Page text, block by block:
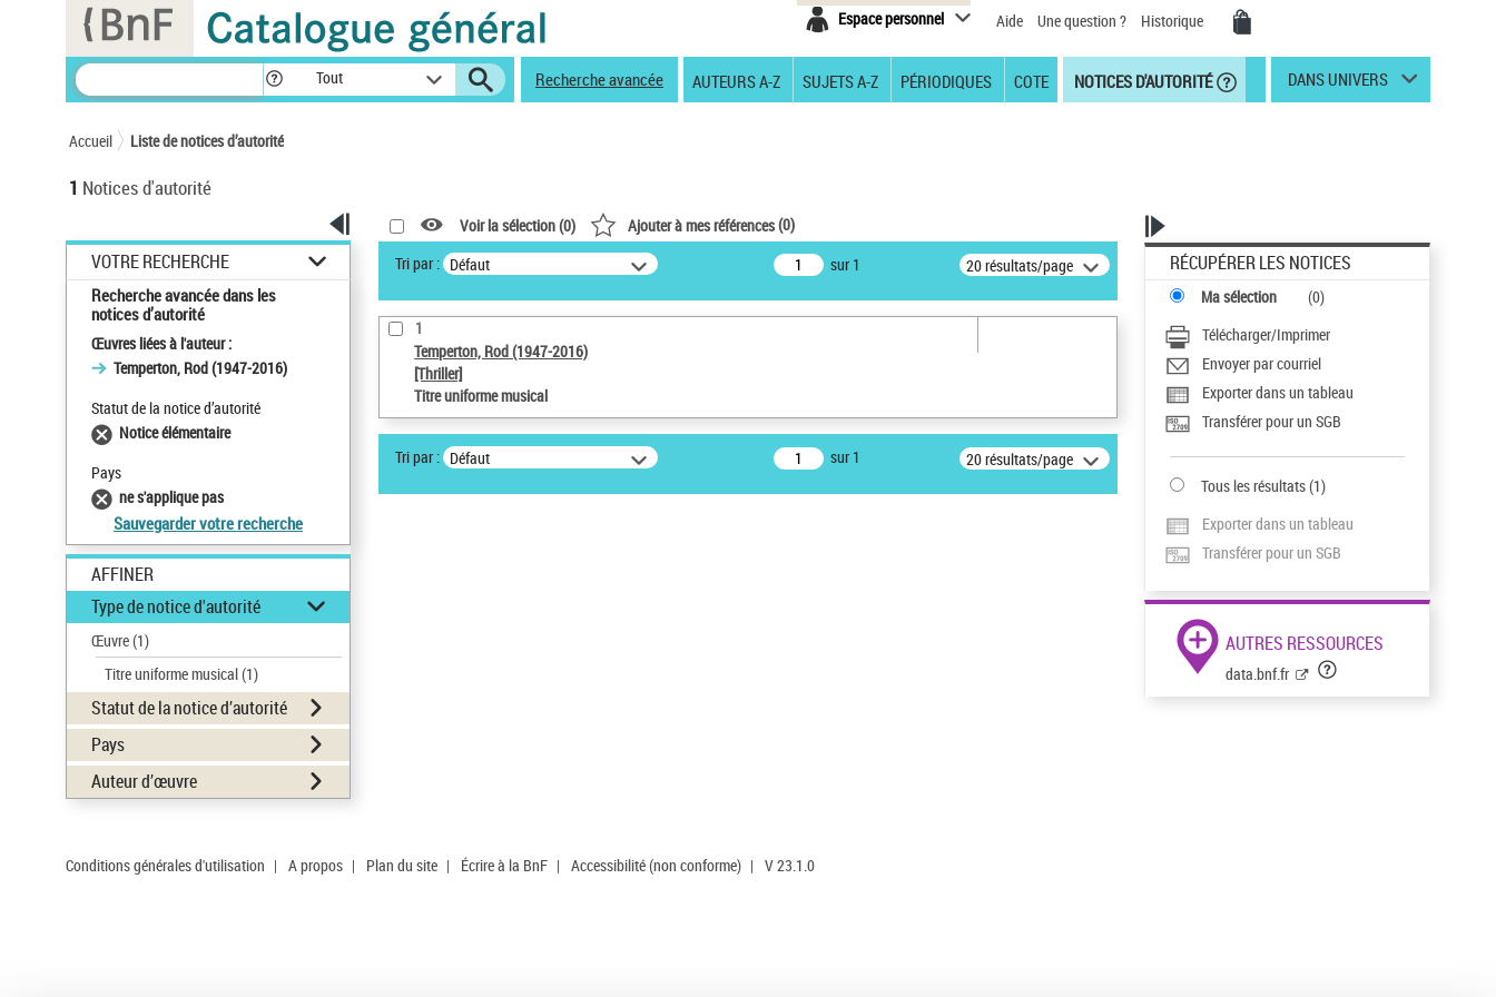
Espace personnel Aide Une question ? Historique
Tout Recherche avancée AUTEURS A-Z SUJETS A-Z PÉRIODIQUES COTE NOTICES D'AUTORITÉ DANS UNIVERS
Accueil Liste de notices d’autorité
1 Notices d'autorité
VOTRE RECHERCHE
Recherche avancée dans les
notices d’autorité
Œuvres liées à l'auteur :
Temperton, Rod (1947-2016)
Statut de la notice d’autorité
Notice élémentaire
Pays
ne s'applique pas
Sauvegarder votre recherche
AFFINER
Type de notice d'autorité
Œuvre(1)
Titre uniforme musical(1)
Statut de la notice d’autorité
Pays
Auteur d’œuvre
Voir la sélection (0) Ajouter à mes références(0)
Tri par : Défaut sur 1 20 résultats/page
1
Temperton, Rod (1947-2016)
[Thriller]
Titre uniforme musical
Tri par : Défaut sur 1 20 résultats/page
RÉCUPÉRER LES NOTICES
Ma sélection (0)
Télécharger/Imprimer
Envoyer par courriel
Exporter dans un tableau
Transférer pour un SGB
Tous les résultats(1)
Exporter dans un tableau
Transférer pour un SGB
AUTRES RESSOURCES
data.bnf.fr
Conditions générales d'utilisation | A propos | Plan du site | Écrire à la BnF | Accessibilité (non conforme) | V 23.1.0
Panneau de gestion des cookies